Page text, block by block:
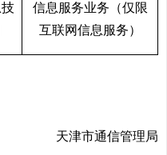
信息服务业务（仅限
互联网信息服务）
天津市通信管理局